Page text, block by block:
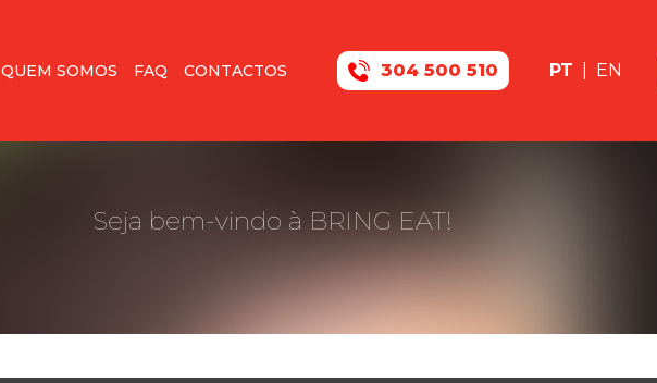
QUEM SOMOS FAQ CONTACTOS 304 500 510 PT EN
Seja bem-vindo à BRING EAT!